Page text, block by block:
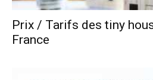
Prix / Tarifs des tiny
France